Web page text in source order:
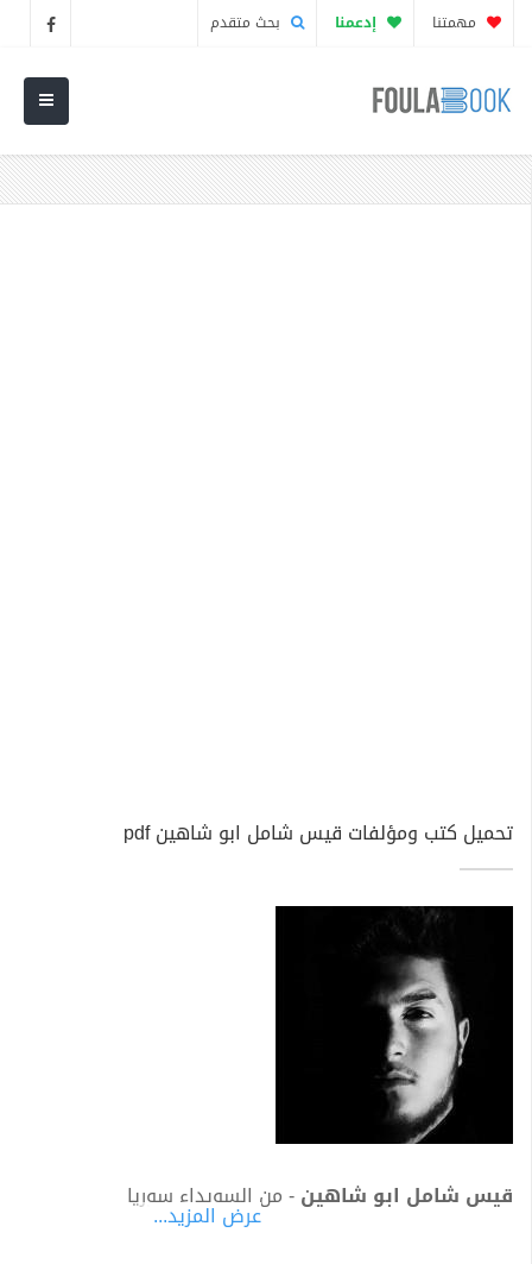
مهمتنا إدعمنا بحث متقدم
تحميل كتب ومؤلفات قيس شامل ابو شاهين pdf
قيس شامل ابو شاهين- من السويداء سوريا
عرض المزيد...